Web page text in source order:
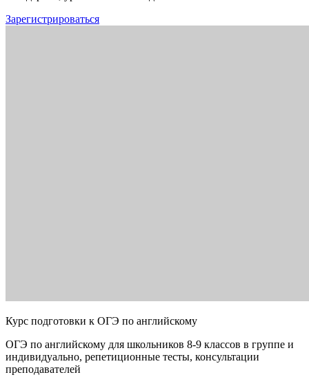
Зарегистрироваться
Курс подготовки к ОГЭ по английскому
ОГЭ по английскому для школьников 8-9 классов в группе и
индивидуально, репетиционные тесты, консультации
преподавателей